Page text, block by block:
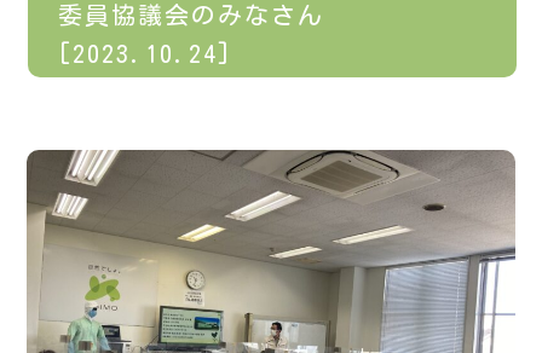
委員協議会のみなさん
[2023.10.24]